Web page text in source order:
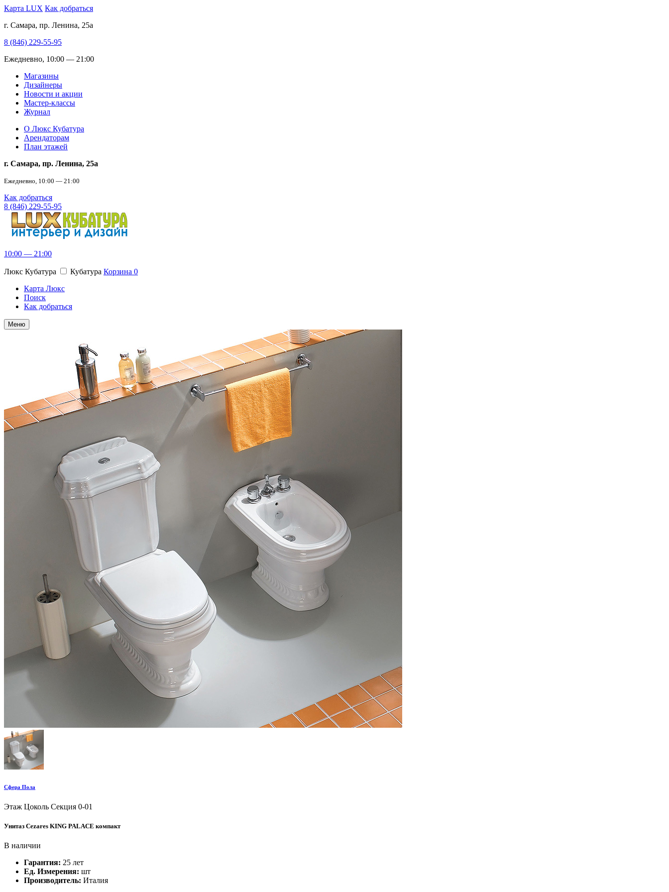
Карта LUX Как добраться
г. Самара, пр. Ленина, 25а
8 (846) 229-55-95
Ежедневно, 10:00 — 21:00
Магазины
Дизайнеры
Новости и акции
Мастер-классы
Журнал
О Люкс Кубатура
Арендаторам
План этажей
г. Самара, пр. Ленина, 25а
Ежедневно, 10:00 — 21:00
Как добраться
8 (846) 229-55-95
10:00 — 21:00
Люкс Кубатура Кубатура Корзина 0
Карта Люкс
Поиск
Как добраться
Меню
Сфера Пола
Этаж Цоколь Секция 0-01
Унитаз Cezares KING PALACE компакт
В наличии
Гарантия: 25 лет
Ед. Измерения: шт
Производитель: Италия